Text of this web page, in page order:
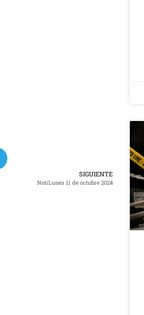
SIGUIENTE
NotiLunes 11 de octubre 2024